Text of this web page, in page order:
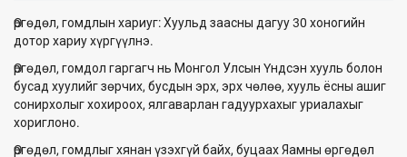
Өргөдөл, гомдлын хариуг: Хуульд заасны дагуу 30 хоногийн
дотор хариу хүргүүлнэ.
Өргөдөл, гомдол гаргагч нь Монгол Улсын Үндсэн хууль болон
бусад хуулийг зөрчих, бусдын эрх, эрх чөлөө, хууль ёсны ашиг
сонирхолыг хохироох, ялгаварлан гадуурхахыг уриалахыг
хориглоно.
Өргөдөл, гомдлыг хянан үзэхгүй байх, буцаах Яамны өргөдөл